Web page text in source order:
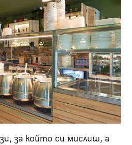
за който си мислиш, а